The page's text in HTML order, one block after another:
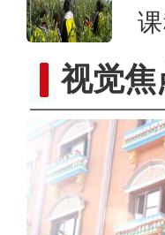
视觉焦
实